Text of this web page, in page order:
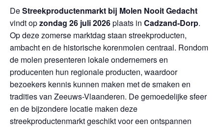
DeStreekproductenmarkt bij Molen Nooit Gedacht
vindt opzondag 26 juli 2026plaats in Cadzand-Dorp.
Op deze zomerse marktdag staan streekproducten,
ambacht en de historische korenmolen centraal. Rondom
de molen presenteren lokale ondernemers en
producenten hun regionale producten, waardoor
bezoekers kennis kunnen maken met de smaken en
tradities van Zeeuws-Vlaanderen. De gemoedelijke sfeer
en de bijzondere locatie maken deze
streekproductenmarkt geschikt voor een ontspannen